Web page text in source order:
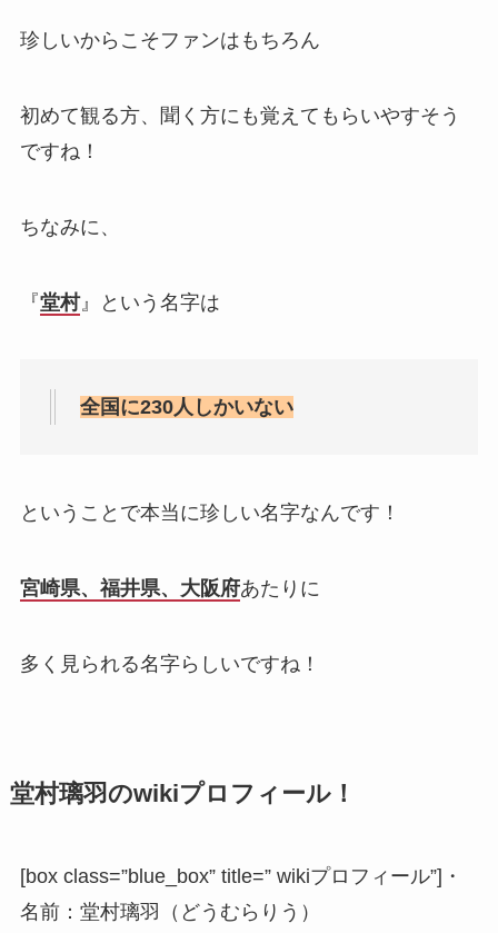
珍しいからこそファンはもちろん
初めて観る方、聞く方にも覚えてもらいやすそう
ですね！
ちなみに、
『堂村』という名字は
全国に230人しかいない
ということで本当に珍しい名字なんです！
宮崎県、福井県、大阪府あたりに
多く見られる名字らしいですね！
堂村璃羽のwikiプロフィール！
[box class=”blue_box” title=” wikiプロフィール”]・
名前：堂村璃羽（どうむらりう）